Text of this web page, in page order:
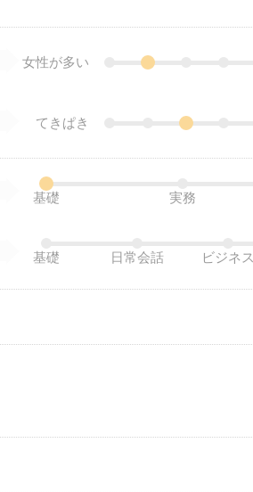
女性が多い
てきぱき
基礎 実務
基礎 日常会話 ビジネス